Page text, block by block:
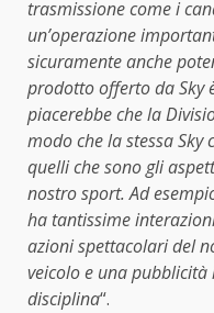
trasmissione come i
un’operazione
sicuramente anche
prodotto offerto da Sky
piacerebbe che la
modo che la stessa
quelli che sono gli
nostro sport. Ad
ha tantissime
azioni spettacolari del
veicolo e una
disciplina“.